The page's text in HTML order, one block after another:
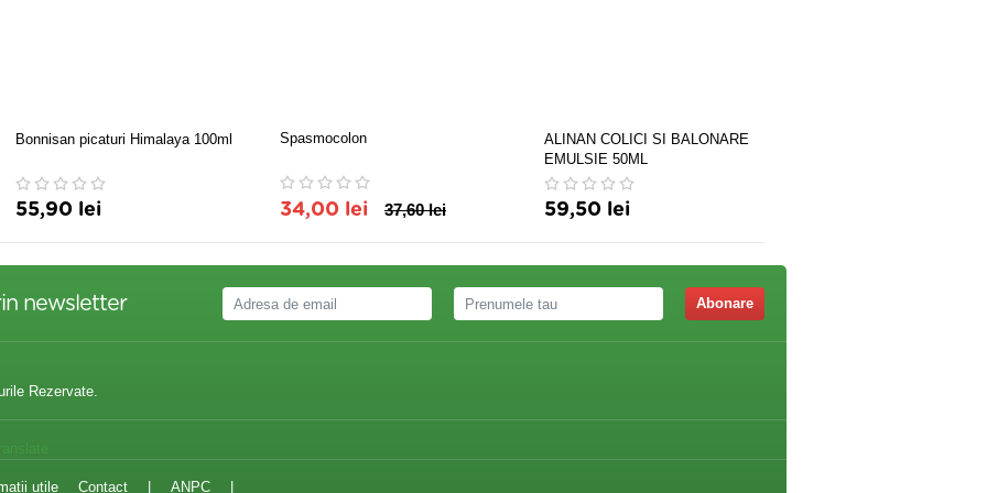
Bonnisan picaturi Himalaya 100ml
55,90 lei
Spasmocolon
34,00 lei 37,60 lei
ALINAN COLICI SI BALONARE
EMULSIE 50ML
59,50 lei
newsletter Abonare
Rezervate.
utile Contact ANPC